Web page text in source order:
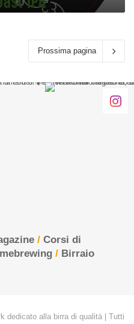
Prossima pagina
/ Corsi di
/ Birraio
dedicato alla birra di qualità | Tutti